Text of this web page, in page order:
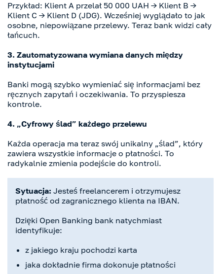
Przykład: Klient A przelał 50 000 UAH → Klient B →
Klient C → Klient D (JDG). Wcześniej wyglądało to jak
osobne, niepowiązane przelewy. Teraz bank widzi cały
łańcuch.
3. Zautomatyzowana wymiana danych między
instytucjami
Banki mogą szybko wymieniać się informacjami bez
ręcznych zapytań i oczekiwania. To przyspiesza
kontrole.
4. „Cyfrowy ślad” każdego przelewu
Każda operacja ma teraz swój unikalny „ślad”, który
zawiera wszystkie informacje o płatności. To
radykalnie zmienia podejście do kontroli.
Sytuacja: Jesteś freelancerem i otrzymujesz
płatność od zagranicznego klienta na IBAN.
Dzięki Open Banking bank natychmiast
identyfikuje:
z jakiego kraju pochodzi karta
jaka dokładnie firma dokonuje płatności